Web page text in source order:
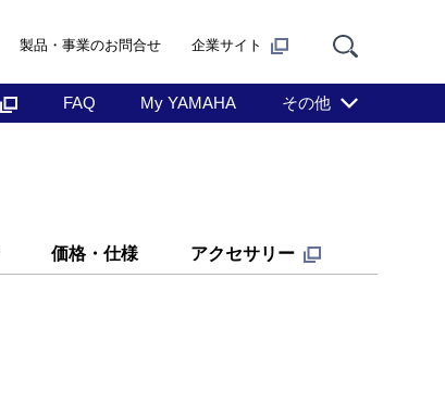
製品・事業のお問合せ 企業サイト
FAQ My YAMAHA その他
価格・仕様 アクセサリー